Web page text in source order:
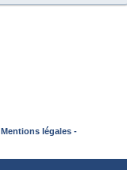
Mentions légales -